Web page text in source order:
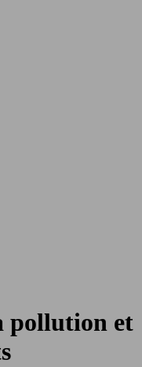
pollution et